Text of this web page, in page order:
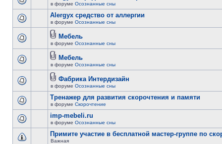
в форуме Осознанные сны
Alergyx средство от аллергии
в форуме Осознанные сны
Мебель
в форуме Осознанные сны
Мебель
в форуме Осознанные сны
Фабрика Интердизайн
в форуме Осознанные сны
Тренажер для развития скорочтения и памяти
в форуме Скорочтение
imp-mebeli.ru
в форуме Осознанные сны
Примите участие в бесплатной мастер-группе по
Важная